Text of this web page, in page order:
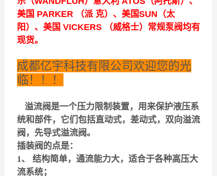
美国 PARKER （派 克）、美国SUN（太
阳）、美国 VICKERS （威格士）常规泵阀均有
现货。
成都亿宇科技有限公司欢迎您的光
临！！！
溢流阀是一个压力限制装置，用来保护液压系
统和部件，它们包括直动式，差动式，双向溢流
阀，先导式溢流阀。
插装阀的点是：
1、 结构简单，通流能力大，适合于各种高压大
流系统；